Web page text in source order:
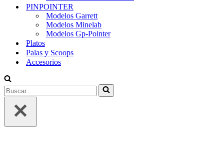
PINPOINTER
Modelos Garrett
Modelos Minelab
Modelos Gp-Pointer
Platos
Palas y Scoops
Accesorios
Buscar...